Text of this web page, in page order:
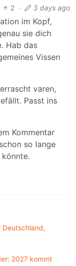
2 · 3 days ago
im Kopf,
sie dich
Hab das
Vissen
varen,
Passt ins
Kommentar
so lange
könnte.
Deutschland,
2027 kommt